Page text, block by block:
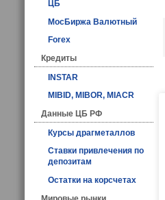
ЦБ
МосБиржа Валютный
Forex
Кредиты
INSTAR
MIBID, MIBOR, MIACR
Данные ЦБ РФ
Курсы драгметаллов
Ставки привлечения по
депозитам
Остатки на корсчетах